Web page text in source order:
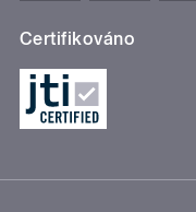
Certifikováno